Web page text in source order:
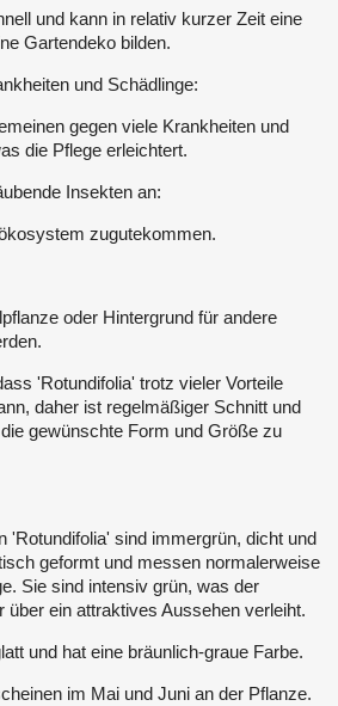
und kann in relativ kurzer Zeit eine
Gartendeko bilden.
und Schädlinge:
gegen viele Krankheiten und
die Pflege erleichtert.
Insekten an:
zugutekommen.
oder Hintergrund für andere
'Rotundifolia' trotz vieler Vorteile
daher ist regelmäßiger Schnitt und
gewünschte Form und Größe zu
'Rotundifolia' sind immergrün, dicht und
geformt und messen normalerweise
Sie sind intensiv grün, was der
über ein attraktives Aussehen verleiht.
und hat eine bräunlich-graue Farbe.
im Mai und Juni an der Pflanze.